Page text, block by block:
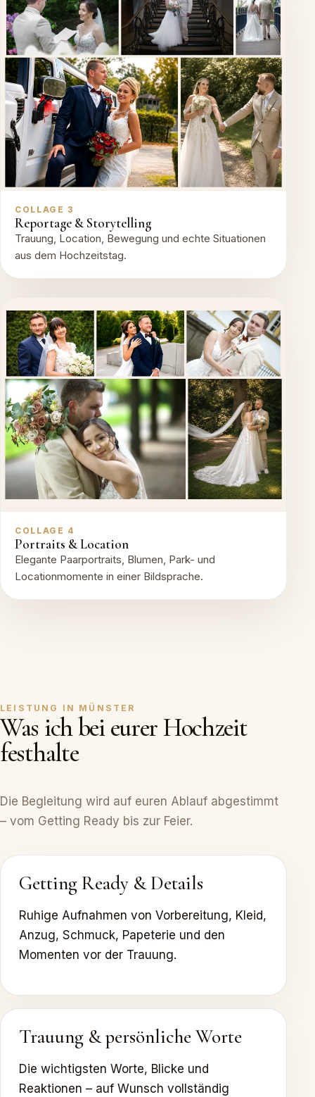
COLLAGE 3
Reportage & Storytelling
Trauung, Location, Bewegung und echte Situationen
aus dem Hochzeitstag.
COLLAGE 4
Portraits & Location
Elegante Paarportraits, Blumen, Park- und
Locationmomente in einer Bildsprache.
LEISTUNG IN MÜNSTER
Was ich bei eurer Hochzeit
festhalte
Die Begleitung wird auf euren Ablauf abgestimmt
– vom Getting Ready bis zur Feier.
Getting Ready & Details
Ruhige Aufnahmen von Vorbereitung, Kleid,
Anzug, Schmuck, Papeterie und den
Momenten vor der Trauung.
Trauung & persönliche Worte
Die wichtigsten Worte, Blicke und
Reaktionen – auf Wunsch vollständig